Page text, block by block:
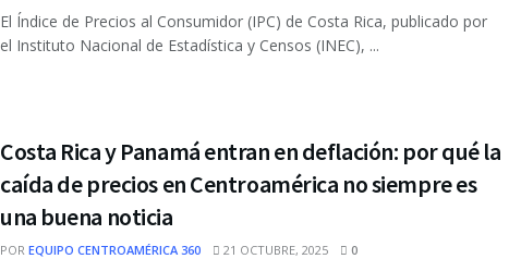
El Índice de Precios al Consumidor (IPC) de Costa Rica, publicado por
el Instituto Nacional de Estadística y Censos (INEC), ...
Costa Rica y Panamá entran en deflación: por qué la
caída de precios en Centroamérica no siempre es
una buena noticia
POR EQUIPO CENTROAMÉRICA 360 21 OCTUBRE, 2025 0